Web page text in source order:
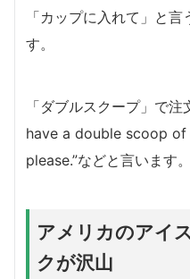
「カップに入れて」と
す。
「ダブルスクープ」で注
have a double scoop
please.”などと言います。
アメリカのアイ
クが沢山